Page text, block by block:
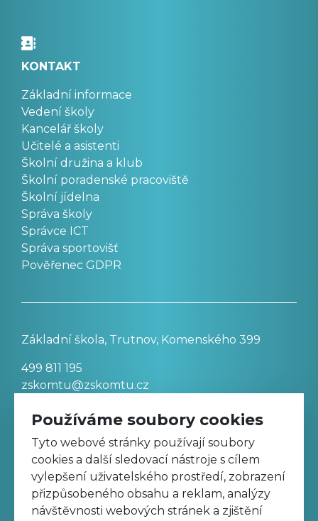
KONTAKT
Základní informace
Vedení školy
Kancelář školy
Učitelé a asistenti
Školní družina a klub
Školní poradenské pracoviště
Školní jídelna
Správa školy
Správce ICT
Správa sportovišť
Pověřenec GDPR
Základní škola, Trutnov, Komenského 399
499 811 195
zskomtu@zskomtu.cz
Prohlášení o přístupnosti stránek
Nastavení cookies
Používáme soubory cookies
Tyto webové stránky používají soubory
cookies a další sledovací nástroje s cílem
vylepšení uživatelského prostředí, zobrazení
přizpůsobeného obsahu a reklam, analýzy
návštěvnosti webových stránek a zjištění